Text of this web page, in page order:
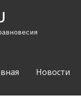
Новости